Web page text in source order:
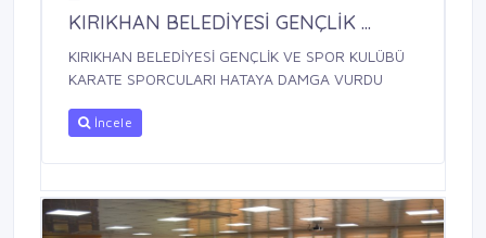
KIRIKHAN BELEDİYESİ GENÇLİK ...
KIRIKHAN BELEDİYESİ GENÇLİK VE SPOR KULÜBÜ
KARATE SPORCULARI HATAYA DAMGA VURDU
İncele